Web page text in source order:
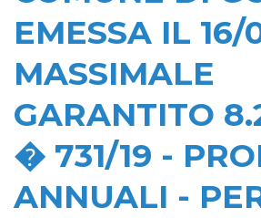
EMESSA IL 16/
MASSIMALE
GARANTITO
� 731/19 -
ANNUALI -